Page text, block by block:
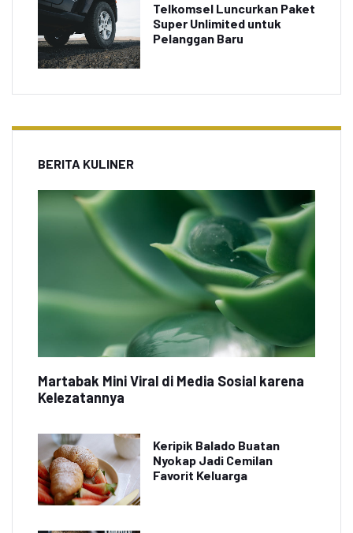
Telkomsel Luncurkan Paket
Super Unlimited untuk
Pelanggan Baru
BERITA KULINER
Martabak Mini Viral di Media Sosial karena
Kelezatannya
Keripik Balado Buatan
Nyokap Jadi Cemilan
Favorit Keluarga